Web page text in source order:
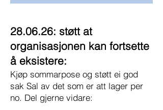
28.06.26: støtt at
organisasjonen kan fortsette
å eksistere:
Kjøp sommarpose og støtt ei god
sak Sal av det som er att lager per
no. Del gjerne vidare: